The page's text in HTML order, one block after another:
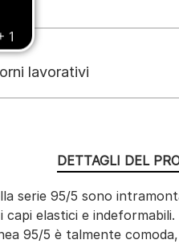
lavorativi
DETTAGLI DEL
serie 95/5 sono
elastici e
95/5 è talmente